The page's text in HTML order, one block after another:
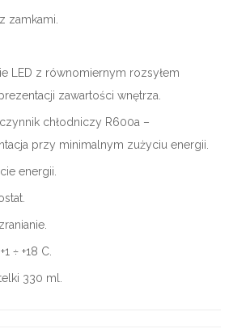
zamkami.
LED z równomiernym rozsyłem
zawartości wnętrza.
chłodniczy R600a –
przy minimalnym zużyciu energii.
energii.
÷ +18 C.
330 ml.